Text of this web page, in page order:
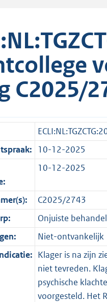
C2025/
10-12-2025
10-12-2025
C2025/2743
Onjuiste
Niet-ontvankelijk
Klager is na zijn
niet tevreden.
psychische
voorgesteld. Het